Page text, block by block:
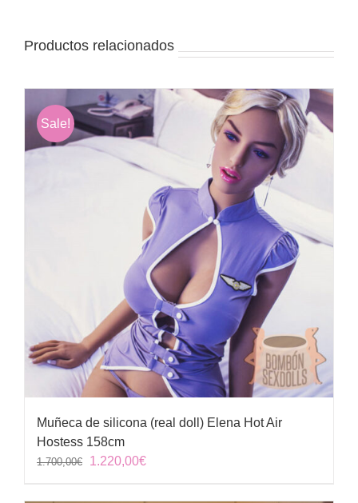
Productos relacionados
Sale!
Muñeca de silicona (real doll) Elena Hot Air
Hostess 158cm
1.700,00€
El
original
1.220,00€El
actual